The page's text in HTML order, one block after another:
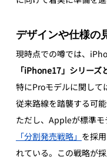
デザインや仕様の
現時点での噂では、
「iPhone17」シリーズ
特にProモデルに関して
従来路線を踏襲する可
ただし、Appleが標準モ
「分割発売戦略」 を採
れている。この戦略が